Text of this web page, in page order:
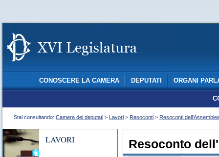
CONOSCERE LA CAMERA DEPUTATI ORGANI
Stai consultando: Camera dei deputati > Lavori > Resoconti > Resoconti
LAVORI Resoconto